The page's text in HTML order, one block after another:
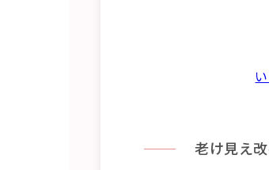
老け見え